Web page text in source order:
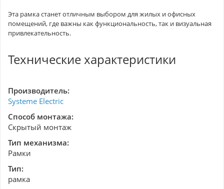
Эта рамка станет отличным выбором для жилых и офисных
помещений, где важны как функциональность, так и визуальная
привлекательность.
Технические характеристики
Производитель:
Systeme Electric
Способ монтажа:
Скрытый монтаж
Тип механизма:
Рамки
Тип:
рамка